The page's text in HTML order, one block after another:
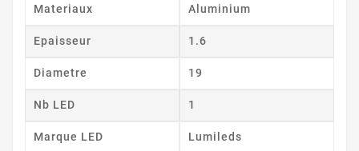
Materiaux Aluminium
Epaisseur 1.6
Diametre 19
Nb LED 1
Marque LED Lumileds